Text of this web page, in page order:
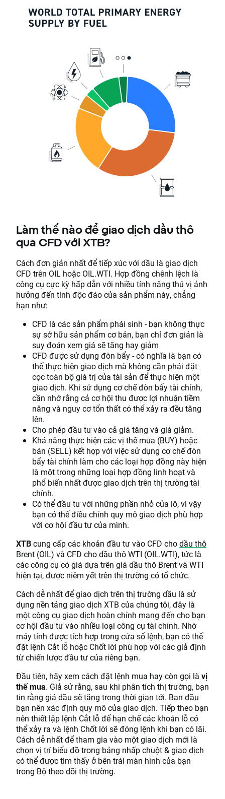
Làm thế nào để giao dịch dầu thô
qua CFD với XTB?
Cách đơn giản nhất để tiếp xúc với dầu là giao dịch
CFD trên OIL hoặc OIL.WTI. Hợp đồng chênh lệch là
công cụ cực kỳ hấp dẫn với nhiều tính năng thú vị ảnh
hưởng đến tính độc đáo của sản phẩm này, chẳng
hạn như:
CFD là các sản phẩm phái sinh - bạn không thực
sự sở hữu sản phẩm cơ bản, bạn chỉ đơn giản là
suy đoán xem giá sẽ tăng hay giảm
CFD được sử dụng đòn bẩy - có nghĩa là bạn có
thể thực hiện giao dịch mà không cần phải đặt
cọc toàn bộ giá trị của tài sản để thực hiện một
giao dịch. Khi sử dụng cơ chế đòn bẩy tài chính,
cần nhớ rằng cả cơ hội thu được lợi nhuận tiềm
năng và nguy cơ tổn thất có thể xảy ra đều tăng
lên.
Cho phép đầu tư vào cả giá tăng và giá giảm.
Khả năng thực hiện các vị thế mua (BUY) hoặc
bán (SELL) kết hợp với việc sử dụng cơ chế đòn
bẩy tài chính làm cho các loại hợp đồng này hiện
là một trong những loại hợp đồng linh hoạt và
phổ biến nhất được giao dịch trên thị trường tài
chính.
Có thể đầu tư với những phần nhỏ của lô, vì vậy
bạn có thể điều chỉnh quy mô giao dịch phù hợp
với cơ hội đầu tư của mình.
XTBcung cấp các khoản đầu tư vào CFD chodầu thô
Brent (OIL) và CFD cho dầu thô WTI (OIL.WTI), tức là
các công cụ có giá dựa trên giá dầu thô Brent và WTI
hiện tại, được niêm yết trên thị trường có tổ chức.
Cách dễ nhất để giao dịch trên thị trường dầu là sử
dụng nền tảng giao dịch XTB của chúng tôi, đây là
một công cụ giao dịch hoàn chỉnh mang đến cho bạn
cơ hội đầu tư vào nhiều loại công cụ tài chính. Nhờ
máy tính được tích hợp trong cửa sổ lệnh, bạn có thể
đặt lệnh Cắt lỗ hoặc Chốt lời phù hợp với các giả định
từ chiến lược đầu tư của riêng bạn.
Đầu tiên, hãy xem cách đặt lệnh mua hay còn gọi là vị
thế mua. Giả sử rằng, sau khi phân tích thị trường, bạn
tin rằng giá dầu sẽ tăng trong thời gian tới. Ban đầu
bạn nên xác định quy mô của giao dịch. Tiếp theo bạn
nên thiết lập lệnh Cắt lỗ để hạn chế các khoản lỗ có
thể xảy ra và lệnh Chốt lời sẽ đóng lệnh khi bạn có lãi.
Cách dễ nhất để tham gia vào một giao dịch mới là
chọn vị trí biểu đồ trong bảng nhấp chuột & giao dịch
có thể được tìm thấy ở bên trái màn hình của bạn
trong Bộ theo dõi thị trường.